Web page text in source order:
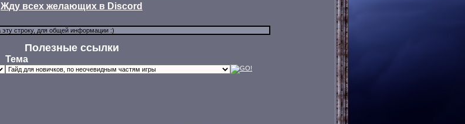
Жду всех желающих в Discord
Полезные ссылки
Тема